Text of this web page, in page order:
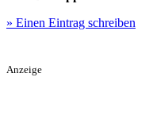
» Einen Eintrag schreiben
Anzeige